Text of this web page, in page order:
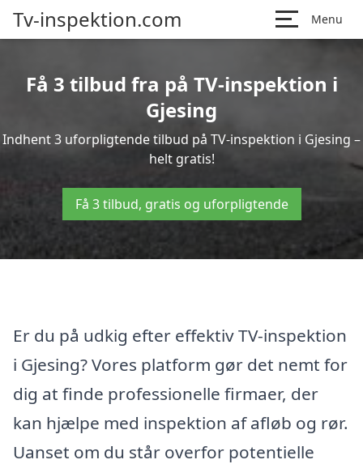
Tv-inspektion.com Menu
Få 3 tilbud fra på TV-inspektion i
Gjesing
Indhent 3 uforpligtende tilbud på TV-inspektion i Gjesing –
helt gratis!
Få 3 tilbud, gratis og uforpligtende
Er du på udkig efter effektiv TV-inspektion
i Gjesing? Vores platform gør det nemt for
dig at finde professionelle firmaer, der
kan hjælpe med inspektion af afløb og rør.
Uanset om du står overfor potentielle